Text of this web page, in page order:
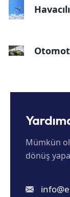
Mümkün
dönüş